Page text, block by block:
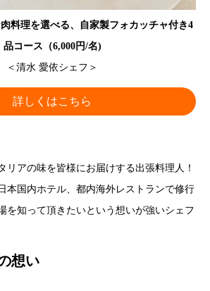
料理を選べる、自家製フォカッチャ付き4
品コース（6,000円/名)
＜清水 愛依シェフ＞
詳しくはこちら
リアの味を皆様にお届けする出張料理人！
本国内ホテル、都内海外レストランで修行
を知って頂きたいという想いが強いシェフ
想い